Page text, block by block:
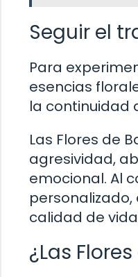
Seguir el
Para
esencias
la continuidad
Las Flores de
agresividad,
emocional. Al
calidad de
¿Las